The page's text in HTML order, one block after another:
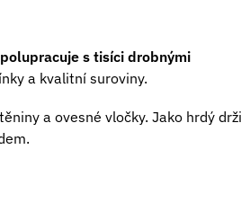
s tisíci drobnými
a kvalitní suroviny.
a ovesné vločky. Jako hrdý